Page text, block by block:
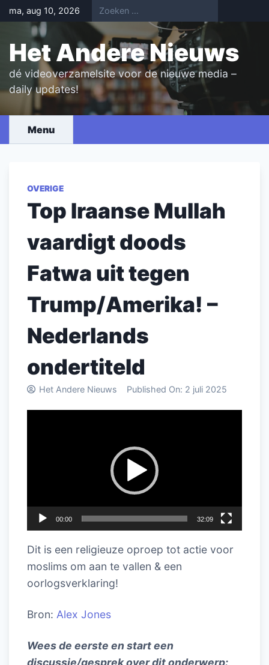
Skip
to
content
ma, aug 10, 2026
Het Andere Nieuws
dé videoverzamelsite voor de nieuwe media –
daily updates!
Menu
OVERIGE
Top Iraanse Mullah
vaardigt doods
Fatwa uit tegen
Trump/Amerika! –
Nederlands
ondertiteld
Het Andere Nieuws Published On: 2 juli 2025
00:00 32:09
Dit is een religieuze oproep tot actie voor
moslims om aan te vallen & een
oorlogsverklaring!
Bron: Alex Jones
Wees de eerste en start een
discussie/gesprek over dit onderwerp: